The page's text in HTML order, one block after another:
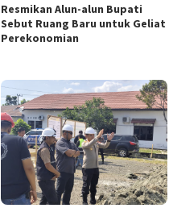
Resmikan Alun-alun Bupati
Sebut Ruang Baru untuk Geliat
Perekonomian